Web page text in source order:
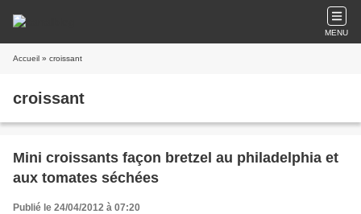
MENU
Accueil » croissant
croissant
Mini croissants façon bretzel au philadelphia et
aux tomates séchées
Publié le 24/04/2012 à 07:20